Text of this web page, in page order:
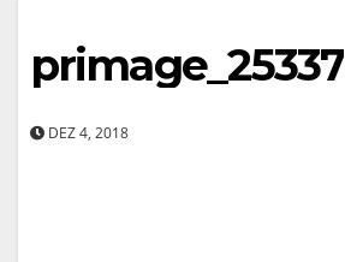
primage_25337
DEZ 4, 2018